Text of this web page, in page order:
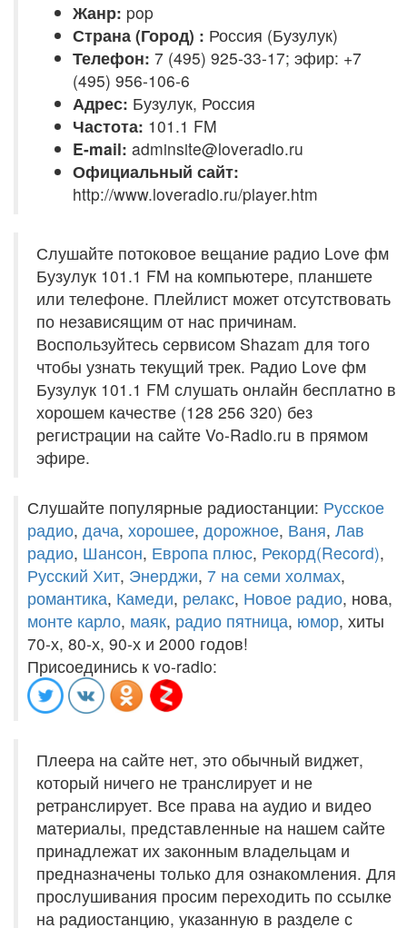
Жанр: pop
Страна (Город) : Россия (Бузулук)
Телефон: 7 (495) 925-33-17; эфир: +7
(495) 956-106-6
Адрес: Бузулук, Россия
Частота: 101.1 FM
E-mail: adminsite@loveradio.ru
Официальный сайт:
http://www.loveradio.ru/player.htm
Слушайте потоковое вещание радио Love фм
Бузулук 101.1 FM на компьютере, планшете
или телефоне. Плейлист может отсутствовать
по независящим от нас причинам.
Воспользуйтесь сервисом Shazam для того
чтобы узнать текущий трек. Радио Love фм
Бузулук 101.1 FM слушать онлайн бесплатно в
хорошем качестве (128 256 320) без
регистрации на сайте Vo-Radio.ru в прямом
эфире.
Слушайте популярные радиостанции: Русское
радио, дача, хорошее, дорожное, Ваня, Лав
радио, Шансон, Европа плюс, Рекорд(Record),
Русский Хит, Энерджи, 7 на семи холмах,
романтика, Камеди, релакс, Новое радио, нова,
монте карло, маяк, радио пятница, юмор, хиты
70-х, 80-х, 90-х и 2000 годов!
Присоединись к vo-radio:
Плеера на сайте нет, это обычный виджет,
который ничего не транслирует и не
ретранслирует. Все права на аудио и видео
материалы, представленные на нашем сайте
принадлежат их законным владельцам и
предназначены только для ознакомления. Для
прослушивания просим переходить по ссылке
на радиостанцию, указанную в разделе с